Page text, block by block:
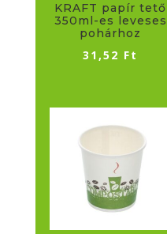
KRAFT papír tető
350ml-es leveses
pohárhoz
31,52 Ft